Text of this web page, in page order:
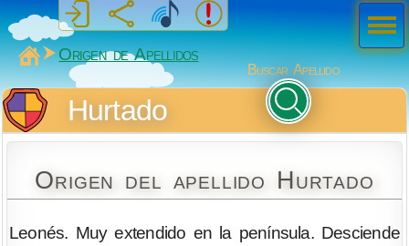
MiSabueso
Origen de Apellidos
Buscar Apellido
Hurtado
Origen del apellido Hurtado
Leonés. Muy extendido en la península. Desciende
Men
ú